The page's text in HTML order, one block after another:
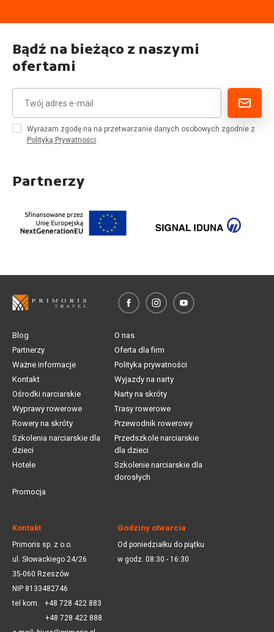
Bądź na bieżąco z naszymi
ofertami
Wyrażam zgodę na na przetwarzanie danych osobowych zgodnie z
Polityką Prywatności.
Partnerzy
Blog
O nas
Partnerzy
Oferta dla firm
Ważne informacje
Polityka prywatności
Kontakt
Wyjazdy na narty
Ośrodki narciarskie
Narty na skróty
Wyprawy rowerowe
Trasy rowerowe
Rowery na skróty
Przewodnik rowerowy
Szkolenia narciarskie dla
dzieci
Przedszkole narciarskie
dla dzieci
Hotele
Szkolenie narciarskie dla
dorosłych
Promocja
Kontakt
Primoris sp. z o.o.
ul. Słowackiego 24/26
35-060 Rzeszów
NIP 8133482746
tel kom. +48 728 422 883
+48 728 422 888
Godziny otwarcia
Od poniedziałku do piątku
w godz. 08:30 - 16:30